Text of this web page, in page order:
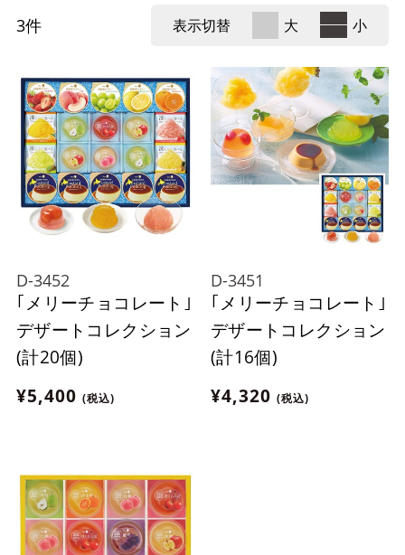
3件 表示切替 大 小
D-3452
｢メリーチョコレート｣
デザートコレクション
(計20個)
¥5,400 (税込)
D-3451
｢メリーチョコレート｣
デザートコレクション
(計16個)
¥4,320 (税込)